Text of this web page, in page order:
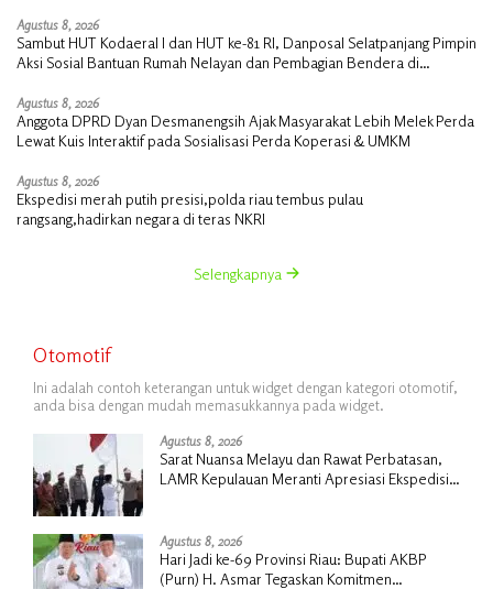
Agustus 8, 2026
Sambut HUT Kodaeral I dan HUT ke-81 RI, Danposal Selatpanjang Pimpin
Aksi Sosial Bantuan Rumah Nelayan dan Pembagian Bendera di
Agustus 8, 2026
Anggota DPRD Dyan Desmanengsih Ajak Masyarakat Lebih Melek Perda
Lewat Kuis Interaktif pada Sosialisasi Perda Koperasi & UMKM
Agustus 8, 2026
Ekspedisi merah putih presisi,polda riau tembus pulau
rangsang,hadirkan negara di teras NKRI
Selengkapnya
Otomotif
Ini adalah contoh keterangan untuk widget dengan kategori otomotif,
anda bisa dengan mudah memasukkannya pada widget.
Agustus 8, 2026
Sarat Nuansa Melayu dan Rawat Perbatasan,
LAMR Kepulauan Meranti Apresiasi Ekspedisi
Agustus 8, 2026
Hari Jadi ke-69 Provinsi Riau: Bupati AKBP
(Purn) H. Asmar Tegaskan Komitmen